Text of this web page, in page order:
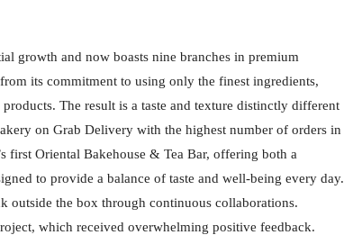
growth and now boasts nine branches in premium
its commitment to using only the finest ingredients,
The result is a taste and texture distinctly different
on Grab Delivery with the highest number of orders in
first Oriental Bakehouse & Tea Bar, offering both a
to provide a balance of taste and well-being every day.
outside the box through continuous collaborations.
which received overwhelming positive feedback.